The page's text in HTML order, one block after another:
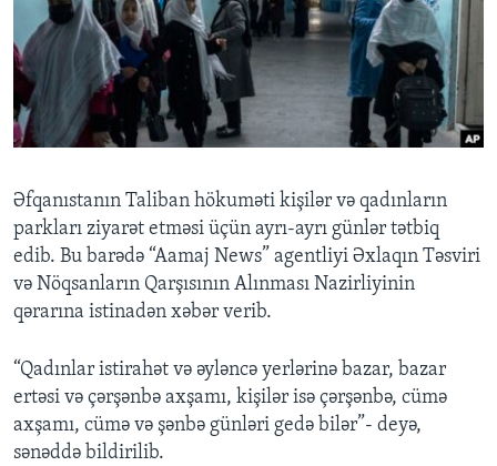
BIZI IZLƏYIN
Əfqanıstanın Taliban hökuməti kişilər və qadınların
parkları ziyarət etməsi üçün ayrı-ayrı günlər tətbiq
edib. Bu barədə “Aamaj News” agentliyi Əxlaqın Təsviri
və Nöqsanların Qarşısının Alınması Nazirliyinin
qərarına istinadən xəbər verib.
“Qadınlar istirahət və əyləncə yerlərinə bazar, bazar
ertəsi və çərşənbə axşamı, kişilər isə çərşənbə, cümə
axşamı, cümə və şənbə günləri gedə bilər”- deyə,
sənəddə bildirilib.